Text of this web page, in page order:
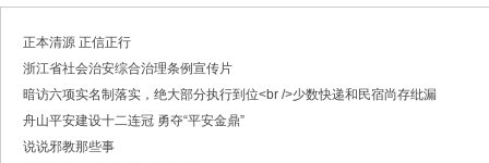
·中共舟山市委政法委员会招聘公告
·市委政法工作会议召开 梁雪冬讲话
·中共浙江省委常委、政法委书记王成国致全省政法干警的新春贺词
·市委政法委机关召开年度考核会
·梁雪冬带队开展春节前安全督导检查工作
·法治日报｜探索构建海上“融治理”模式
正本清源 正信正行
浙江省社会治安综合治理条例宣传片
暗访六项实名制落实，绝大部分执行到位<br />少数快递和民宿尚存纰漏
舟山平安建设十二连冠 勇夺“平安金鼎”
说说邪教那些事